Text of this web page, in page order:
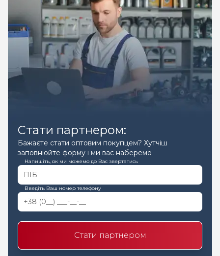
Стати партнером:
Бажаєте стати оптовим покупцем? Хутчіш
заповнюйте форму і ми вас наберемо
Напишіть, як ми можемо до Вас звертатись
Введіть Ваш номер телефону
Стати партнером